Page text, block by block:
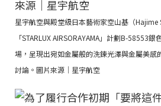
星宇航空與殿堂級日本藝術家空山基（Hajime
「STARLUX AIRSORAYAMA」計劃B-58553
場，呈現出宛如金屬般的洗鍊光澤與金屬美感
討論。圖片來源｜星宇航空